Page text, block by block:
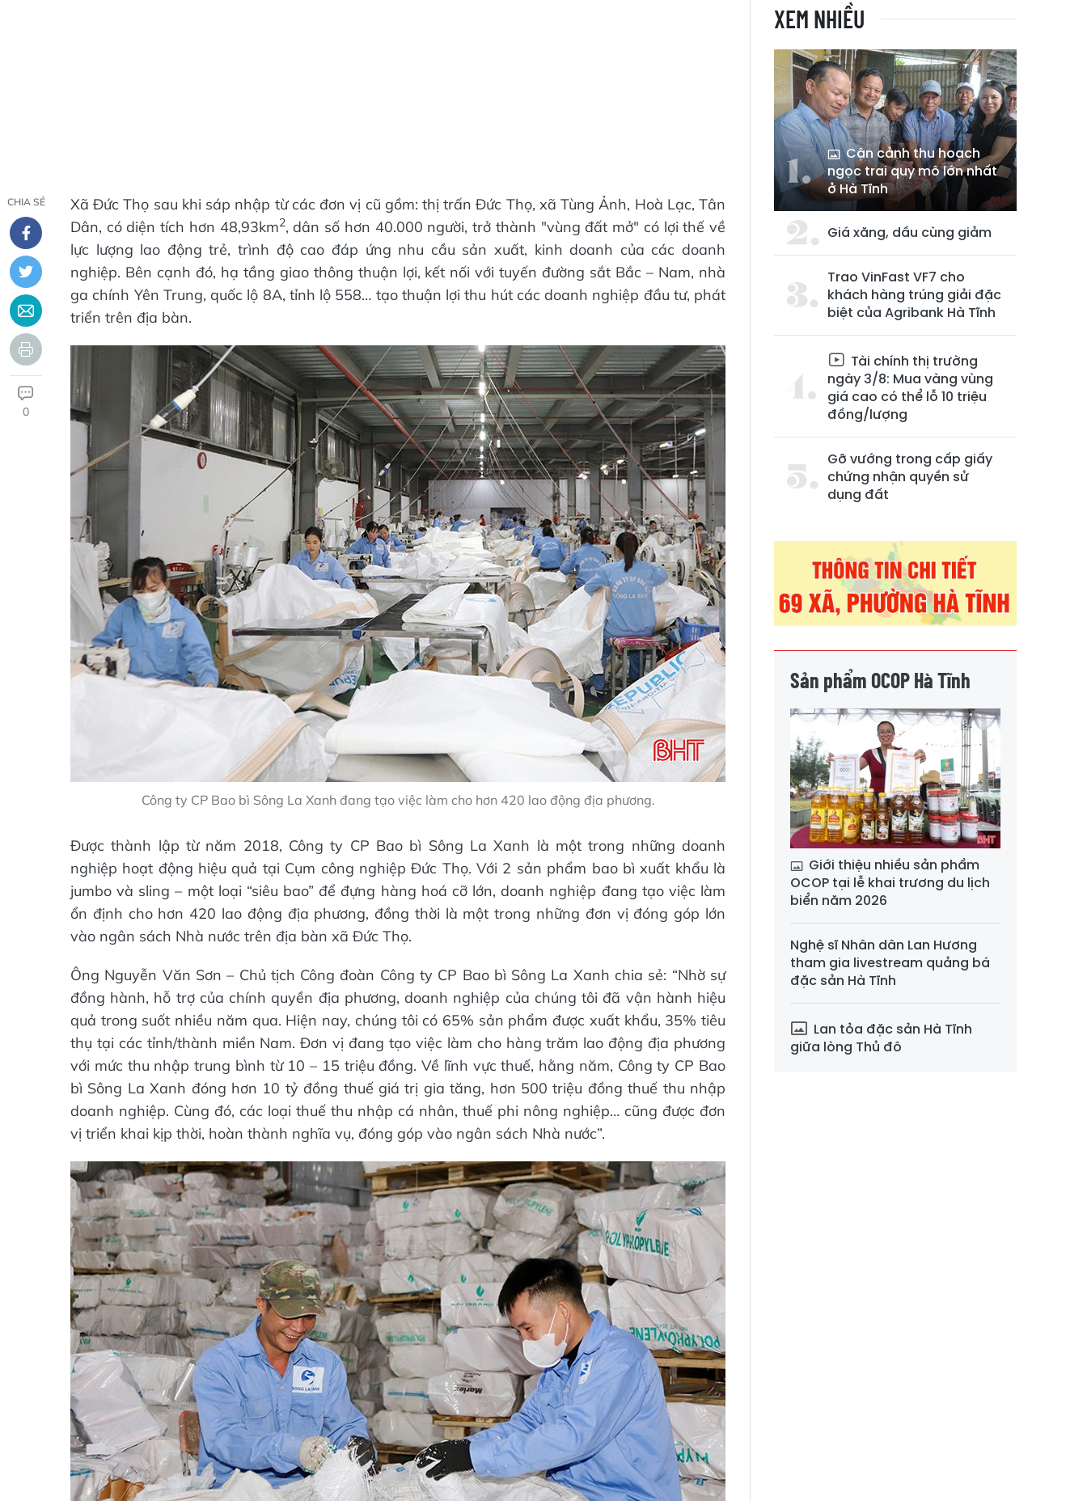
CHIA SẺ
0
Xã Đức Thọ sau khi sáp nhập từ các đơn vị cũ gồm: thị trấn Đức Thọ, xã Tùng Ảnh, Hoà Lạc, Tân
Dân, có diện tích hơn 48,93km2, dân số hơn 40.000 người, trở thành "vùng đất mở" có lợi thế về
lực lượng lao động trẻ, trình độ cao đáp ứng nhu cầu sản xuất, kinh doanh của các doanh
nghiệp. Bên cạnh đó, hạ tầng giao thông thuận lợi, kết nối với tuyến đường sắt Bắc – Nam, nhà
ga chính Yên Trung, quốc lộ 8A, tỉnh lộ 558… tạo thuận lợi thu hút các doanh nghiệp đầu tư, phát
triển trên địa bàn.
Công ty CP Bao bì Sông La Xanh đang tạo việc làm cho hơn 420 lao động địa phương.
Được thành lập từ năm 2018, Công ty CP Bao bì Sông La Xanh là một trong những doanh
nghiệp hoạt động hiệu quả tại Cụm công nghiệp Đức Thọ. Với 2 sản phẩm bao bì xuất khẩu là
jumbo và sling – một loại “siêu bao” để đựng hàng hoá cỡ lớn, doanh nghiệp đang tạo việc làm
ổn định cho hơn 420 lao động địa phương, đồng thời là một trong những đơn vị đóng góp lớn
vào ngân sách Nhà nước trên địa bàn xã Đức Thọ.
Ông Nguyễn Văn Sơn – Chủ tịch Công đoàn Công ty CP Bao bì Sông La Xanh chia sẻ: “Nhờ sự
đồng hành, hỗ trợ của chính quyền địa phương, doanh nghiệp của chúng tôi đã vận hành hiệu
quả trong suốt nhiều năm qua. Hiện nay, chúng tôi có 65% sản phẩm được xuất khẩu, 35% tiêu
thụ tại các tỉnh/thành miền Nam. Đơn vị đang tạo việc làm cho hàng trăm lao động địa phương
với mức thu nhập trung bình từ 10 – 15 triệu đồng. Về lĩnh vực thuế, hằng năm, Công ty CP Bao
bì Sông La Xanh đóng hơn 10 tỷ đồng thuế giá trị gia tăng, hơn 500 triệu đồng thuế thu nhập
doanh nghiệp. Cùng đó, các loại thuế thu nhập cá nhân, thuế phi nông nghiệp… cũng được đơn
vị triển khai kịp thời, hoàn thành nghĩa vụ, đóng góp vào ngân sách Nhà nước”.
XEM NHIỀU
Cận cảnh thu hoạch
ngọc trai quy mô lớn nhất
ở Hà Tĩnh
Giá xăng, dầu cùng giảm
Trao VinFast VF7 cho
khách hàng trúng giải đặc
biệt của Agribank Hà Tĩnh
Tài chính thị trường
ngày 3/8: Mua vàng vùng
giá cao có thể lỗ 10 triệu
đồng/lượng
Gỡ vướng trong cấp giấy
chứng nhận quyền sử
dụng đất
Sản phẩm OCOP Hà Tĩnh
Giới thiệu nhiều sản phẩm
OCOP tại lễ khai trương du lịch
biển năm 2026
Nghệ sĩ Nhân dân Lan Hương
tham gia livestream quảng bá
đặc sản Hà Tĩnh
Lan tỏa đặc sản Hà Tĩnh
giữa lòng Thủ đô